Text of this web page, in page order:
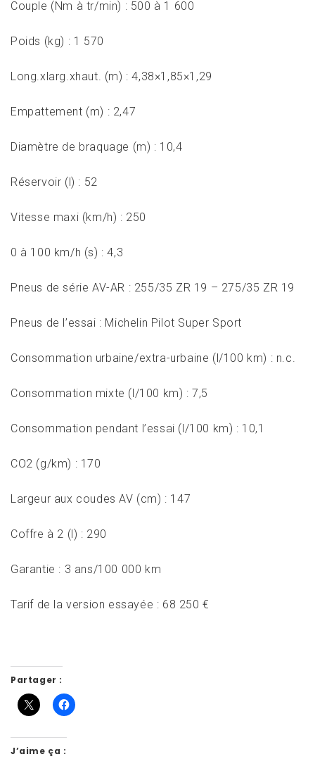
Couple (Nm à tr/min) : 500 à 1 600
Poids (kg) : 1 570
Long.xlarg.xhaut. (m) : 4,38×1,85×1,29
Empattement (m) : 2,47
Diamètre de braquage (m) : 10,4
Réservoir (l) : 52
Vitesse maxi (km/h) : 250
0 à 100 km/h (s) : 4,3
Pneus de série AV-AR : 255/35 ZR 19 – 275/35 ZR 19
Pneus de l’essai : Michelin Pilot Super Sport
Consommation urbaine/extra-urbaine (l/100 km) : n.c.
Consommation mixte (l/100 km) : 7,5
Consommation pendant l’essai (l/100 km) : 10,1
CO2 (g/km) : 170
Largeur aux coudes AV (cm) : 147
Coffre à 2 (l) : 290
Garantie : 3 ans/100 000 km
Tarif de la version essayée : 68 250 €
Partager :
J’aime ça :